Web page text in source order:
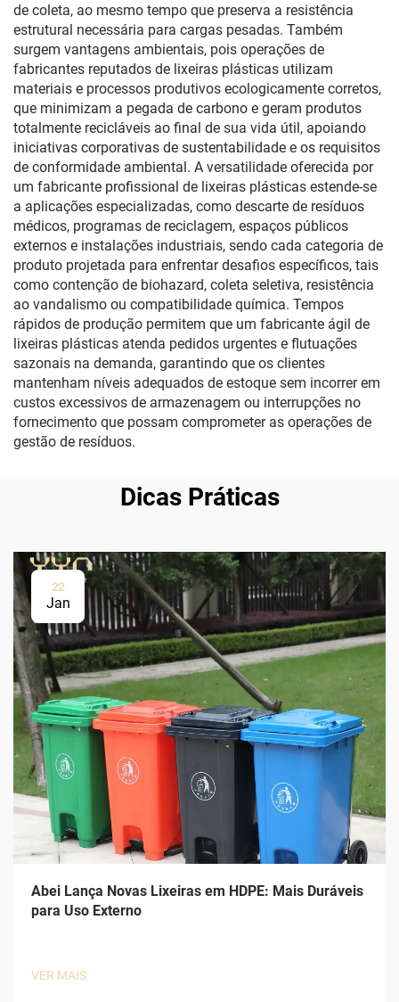
de coleta, ao mesmo tempo que preserva a resistência
estrutural necessária para cargas pesadas. Também
surgem vantagens ambientais, pois operações de
fabricantes reputados de lixeiras plásticas utilizam
materiais e processos produtivos ecologicamente corretos,
que minimizam a pegada de carbono e geram produtos
totalmente recicláveis ao final de sua vida útil, apoiando
iniciativas corporativas de sustentabilidade e os requisitos
de conformidade ambiental. A versatilidade oferecida por
um fabricante profissional de lixeiras plásticas estende-se
a aplicações especializadas, como descarte de resíduos
médicos, programas de reciclagem, espaços públicos
externos e instalações industriais, sendo cada categoria de
produto projetada para enfrentar desafios específicos, tais
como contenção de biohazard, coleta seletiva, resistência
ao vandalismo ou compatibilidade química. Tempos
rápidos de produção permitem que um fabricante ágil de
lixeiras plásticas atenda pedidos urgentes e flutuações
sazonais na demanda, garantindo que os clientes
mantenham níveis adequados de estoque sem incorrer em
custos excessivos de armazenagem ou interrupções no
fornecimento que possam comprometer as operações de
gestão de resíduos.
Dicas Práticas
22
Jan
Abei Lança Novas Lixeiras em HDPE: Mais Duráveis
para Uso Externo
VER MAIS